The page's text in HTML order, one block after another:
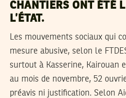
CHANTIERS ONT ÉTÉ
L’ÉTAT.
Les mouvements sociaux qui
mesure abusive, selon le
surtout à Kasserine, Kairouan
au mois de novembre, 52
préavis ni justification. Selon